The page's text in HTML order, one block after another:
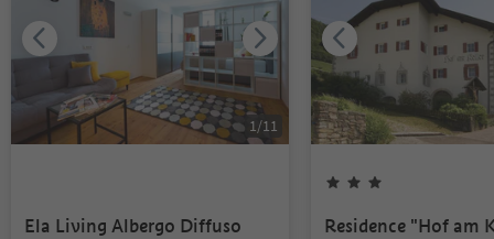
1/11
Ela Living Albergo Diffuso Residence "Hof am